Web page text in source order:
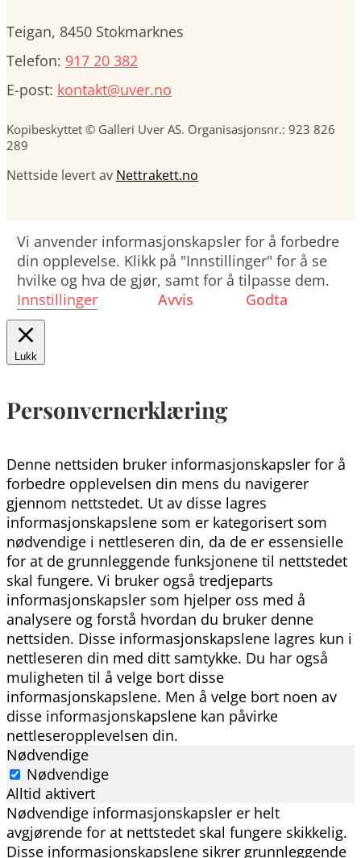
Teigan, 8450 Stokmarknes
Telefon: 917 20 382
E-post: kontakt@uver.no
Kopibeskyttet © Galleri Uver AS. Organisasjonsnr.: 923 826
289
Nettside levert av Nettrakett.no
Vi anvender informasjonskapsler for å forbedre
din opplevelse. Klikk på "Innstillinger" for å se
hvilke og hva de gjør, samt for å tilpasse dem.
Innstillinger
Avvis Godta
Lukk
Personvernerklæring
Denne nettsiden bruker informasjonskapsler for å
forbedre opplevelsen din mens du navigerer
gjennom nettstedet. Ut av disse lagres
informasjonskapslene som er kategorisert som
nødvendige i nettleseren din, da de er essensielle
for at de grunnleggende funksjonene til nettstedet
skal fungere. Vi bruker også tredjeparts
informasjonskapsler som hjelper oss med å
analysere og forstå hvordan du bruker denne
nettsiden. Disse informasjonskapslene lagres kun i
nettleseren din med ditt samtykke. Du har også
muligheten til å velge bort disse
informasjonskapslene. Men å velge bort noen av
disse informasjonskapslene kan påvirke
nettleseropplevelsen din.
Nødvendige
Nødvendige
Alltid aktivert
Nødvendige informasjonskapsler er helt
avgjørende for at nettstedet skal fungere skikkelig.
Disse informasjonskapslene sikrer grunnleggende